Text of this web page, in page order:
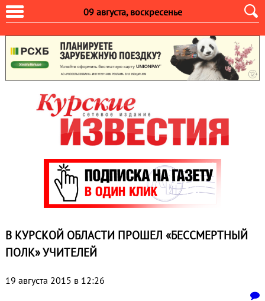
09 августа, воскресенье
В КУРСКОЙ ОБЛАСТИ ПРОШЕЛ «БЕССМЕРТНЫЙ
ПОЛК» УЧИТЕЛЕЙ
19 августа 2015 в 12:26